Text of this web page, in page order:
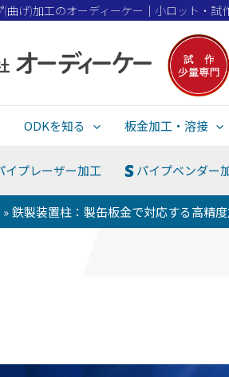
曲げ)加工のオーディーケー｜小ロット・試
ODKを知る 板金加工・溶接
イプレーザー加工 パイプベンダー
鉄製装置柱：製缶板金で対応する高精